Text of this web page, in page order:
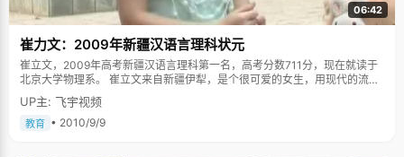
06:42
崔力文：2009年新疆汉语言理科状元
崔立文，2009年高考新疆汉语言理科第一名，高考分数711分，现在就读于
北京大学物理系。 崔立文来自新疆伊犁，是个很可爱的女生，用现代的流行
语就是"卡哇伊内"。她个子不高，瘦瘦小小，扎着两个小辫子，穿着淑女长
裙，黄色帆布鞋，手里的手袋上挂着可爱的毛线小兔子头配饰。如果不清楚
的，会以为眼前站着的还是个刚上初中的女孩子。因为崔立文实在太显小
UP主: 飞宇视频
教育 • 2010/9/9